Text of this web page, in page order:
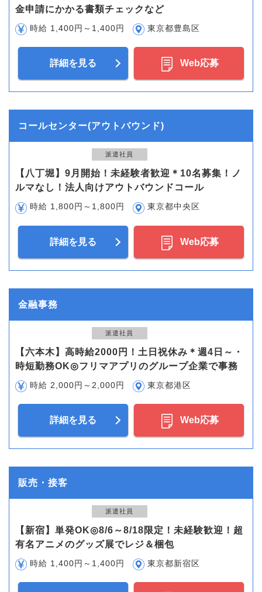
金申請にかかる書類チェックなど
時給 1,400円～1,400円 東京都豊島区
詳細を見る Web応募
コールセンター(アウトバウンド)
派遣社員
【八丁堀】9月開始！未経験者歓迎＊10名募集！ノ
ルマなし！法人向けアウトバウンドコール
時給 1,800円～1,800円 東京都中央区
詳細を見る Web応募
金融事務
派遣社員
【六本木】高時給2000円！土日祝休み＊週4日～・
時短勤務OK◎フリマアプリのグループ企業で事務
時給 2,000円～2,000円 東京都港区
詳細を見る Web応募
販売・接客
派遣社員
【新宿】単発OK◎8/6～8/18限定！未経験歓迎！超
有名アニメのグッズ展でレジ＆梱包
時給 1,400円～1,400円 東京都新宿区